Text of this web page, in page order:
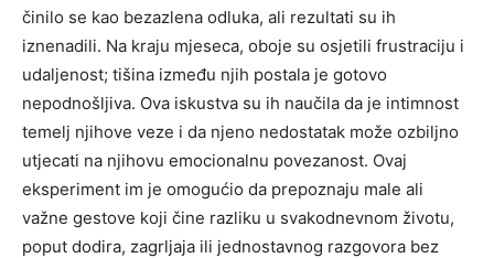
činilo se kao bezazlena odluka, ali rezultati su ih
iznenadili. Na kraju mjeseca, oboje su osjetili frustraciju i
udaljenost; tišina između njih postala je gotovo
nepodnošljiva. Ova iskustva su ih naučila da je intimnost
temelj njihove veze i da njeno nedostatak može ozbiljno
utjecati na njihovu emocionalnu povezanost. Ovaj
eksperiment im je omogućio da prepoznaju male ali
važne gestove koji čine razliku u svakodnevnom životu,
poput dodira, zagrljaja ili jednostavnog razgovora bez